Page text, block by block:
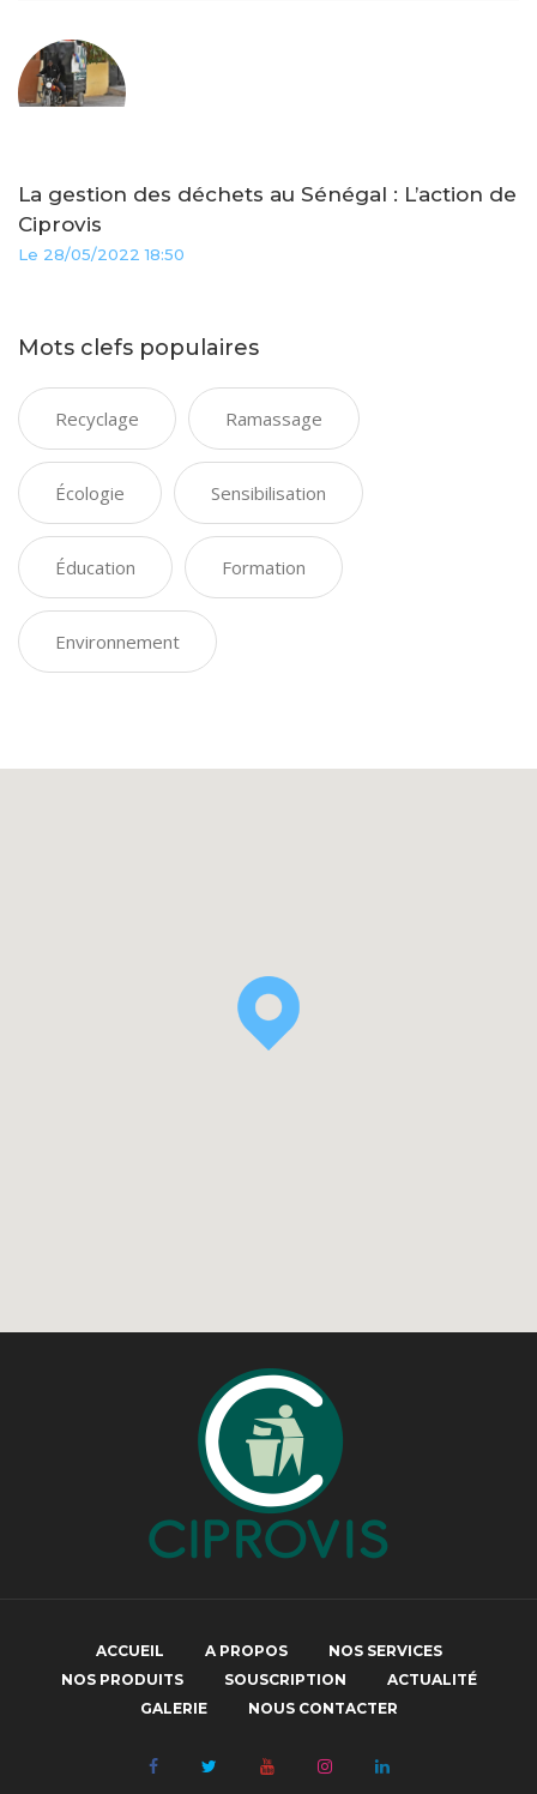
La gestion des déchets au Sénégal : L’action de
Ciprovis
Le 28/05/2022 18:50
Mots clefs populaires
Recyclage Ramassage
Écologie Sensibilisation
Éducation Formation
Environnement
ACCUEIL A PROPOS
NOS SERVICES
NOS PRODUITS
SOUSCRIPTION
ACTUALITÉ
GALERIE
NOUS CONTACTER